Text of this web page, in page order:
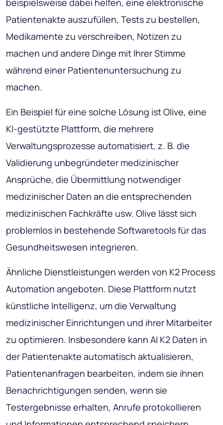
beispielsweise dabei helfen, eine elektronische
Patientenakte auszufüllen, Tests zu bestellen,
Medikamente zu verschreiben, Notizen zu
machen und andere Dinge mit Ihrer Stimme
während einer Patientenuntersuchung zu
machen.
Ein Beispiel für eine solche Lösung ist Olive, eine
KI-gestützte Plattform, die mehrere
Verwaltungsprozesse automatisiert, z. B. die
Validierung unbegründeter medizinischer
Ansprüche, die Übermittlung notwendiger
medizinischer Daten an die entsprechenden
medizinischen Fachkräfte usw. Olive lässt sich
problemlos in bestehende Softwaretools für das
Gesundheitswesen integrieren.
Ähnliche Dienstleistungen werden von K2 Process
Automation angeboten. Diese Plattform nutzt
künstliche Intelligenz, um die Verwaltung
medizinischer Einrichtungen und ihrer Mitarbeiter
zu optimieren. Insbesondere kann AI K2 Daten in
der Patientenakte automatisch aktualisieren,
Patientenanfragen bearbeiten, indem sie ihnen
Benachrichtigungen senden, wenn sie
Testergebnisse erhalten, Anrufe protokollieren